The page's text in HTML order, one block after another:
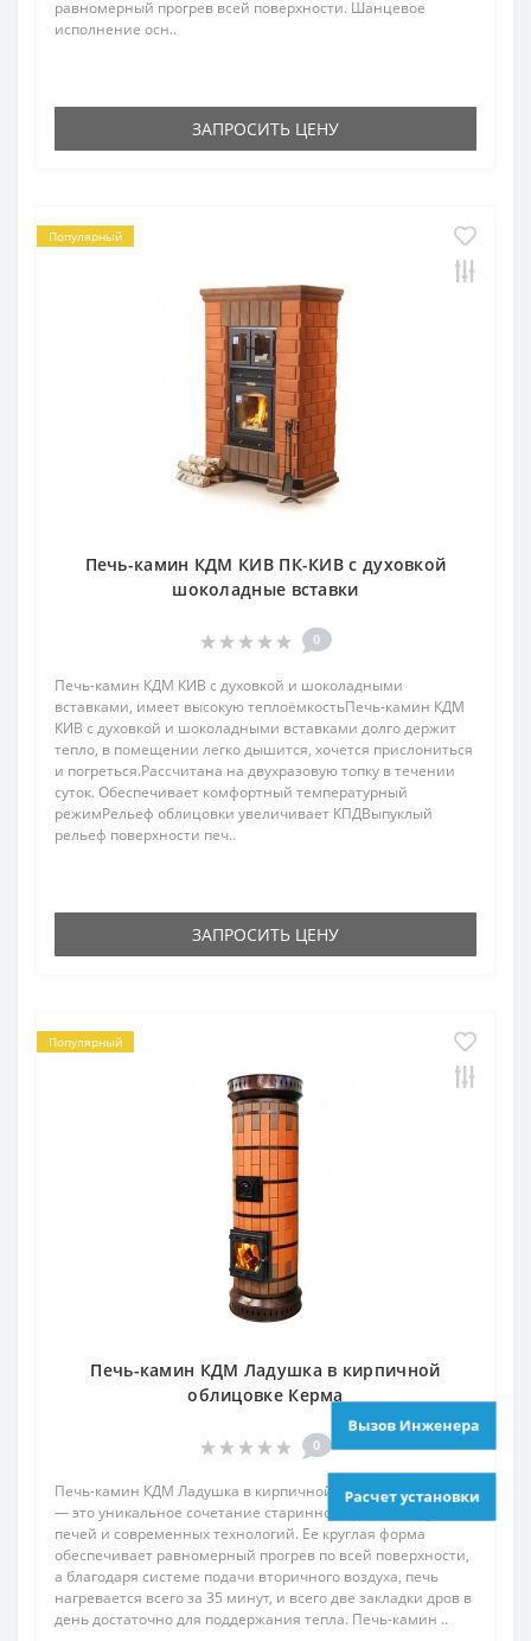
равномерный прогрев всей поверхности. Шанцевое
исполнение осн..
ЗАПРОСИТЬ ЦЕНУ
Популярный
Печь-камин КДМ КИВ ПК-КИВ с духовкой
шоколадные вставки
0
Печь-камин КДМ КИВ с духовкой и шоколадными
вставками, имеет высокую теплоёмкостьПечь-камин КДМ
КИВ с духовкой и шоколадными вставками долго держит
тепло, в помещении легко дышится, хочется прислониться
и погреться.Рассчитана на двухразовую топку в течении
суток. Обеспечивает комфортный температурный
режимРельеф облицовки увеличивает КПДВыпуклый
рельеф поверхности печ..
ЗАПРОСИТЬ ЦЕНУ
Популярный
Печь-камин КДМ Ладушка в кирпичной
облицовке Керма
0
Печь-камин КДМ Ладушка в кирпичной облицовке Керма
— это уникальное сочетание старинной традиции русских
печей и современных технологий. Ее круглая форма
обеспечивает равномерный прогрев по всей поверхности,
а благодаря системе подачи вторичного воздуха, печь
нагревается всего за 35 минут, и всего две закладки дров в
день достаточно для поддержания тепла. Печь-камин ..
Расчет установки
Вызов Инженера